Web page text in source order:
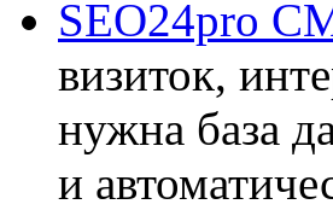
SEO24pro
визиток,
нужна база
и